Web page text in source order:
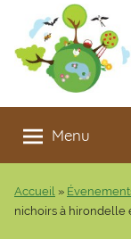
contenu
Promouvoir
la
proximité
Menu
Accueil »
nichoirs à hirondelle